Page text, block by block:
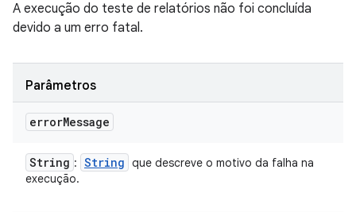
A execução do teste de relatórios não foi concluída
devido a um erro fatal.
Parâmetros
errorMessage
String : String que descreve o motivo da falha na
execução.